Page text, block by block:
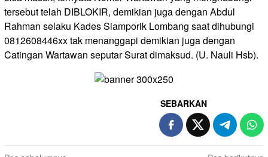
tersebut telah DIBLOKIR, demikian juga dengan Abdul
Rahman selaku Kades Siamporik Lombang saat dihubungi
0812608446xx tak menanggapi demikian juga dengan
Catingan Wartawan seputar Surat dimaksud. (U. Nauli Hsb).
SEBARKAN